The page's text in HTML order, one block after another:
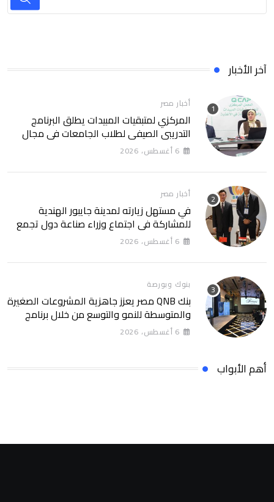
آخر الأخبار
أخبار مصر
المركزي لمتبقيات المبيدات يطلق البرنامج
التدريبي الصيفي لطلاب الجامعات في مجال
سلامة الغذاء
6 أغسطس، 2026
أخبار مصر
في مستهل زيارته لمدينة جايبور الهندية
للمشاركة في اجتماع وزراء صناعة دول تجمع
البريكس وزير الصناعة يبحث مع وزير التنمية
والصناعة والتجارة والخدمات البرازيلي سبل
تحويل العلاقات التجارية مع البرازيل إلى شراكة
صناعية متكاملة
6 أغسطس، 2026
بنوك وبورصة
بنك QNB مصر يعزز جاهزية المشروعات الصغيرة
والمتوسطة للنمو والتوسع من خلال برنامج
أبطال المشروعات الصغيرة والمتوسطة كتب
فتحي السايح
6 أغسطس، 2026
أهم الأبواب